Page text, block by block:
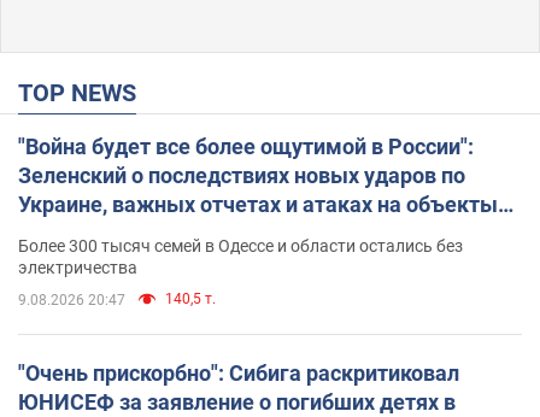
TOP NEWS
"Война будет все более ощутимой в России":
Зеленский о последствиях новых ударов по
Украине, важных отчетах и атаках на объекты
противника. Видео
Более 300 тысяч семей в Одессе и области остались без
электричества
9.08.2026 20:47 140,5 т.
"Очень прискорбно": Сибига раскритиковал
ЮНИСЕФ за заявление о погибших детях в